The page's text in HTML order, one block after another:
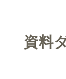
資料